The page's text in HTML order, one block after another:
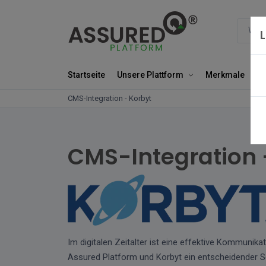
Startseite Unsere Plattform Merkmale
CMS-Integration - Korbyt
CMS-Integration
Im digitalen Zeitalter ist eine effektive
Assured Platform und Korbyt ein entscheidender